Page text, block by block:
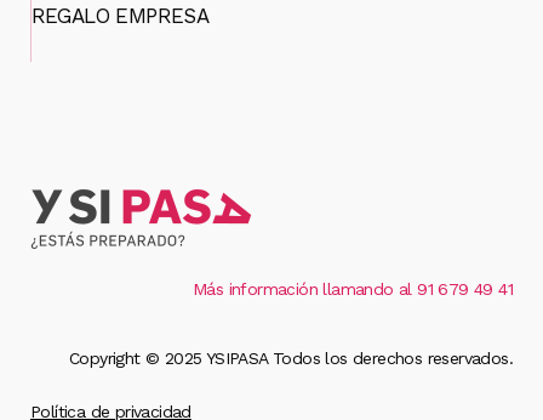
REGALO EMPRESA
Más información llamando al 91 679 49 41
Copyright © 2025 YSIPASA Todos los derechos reservados.
Política de privacidad